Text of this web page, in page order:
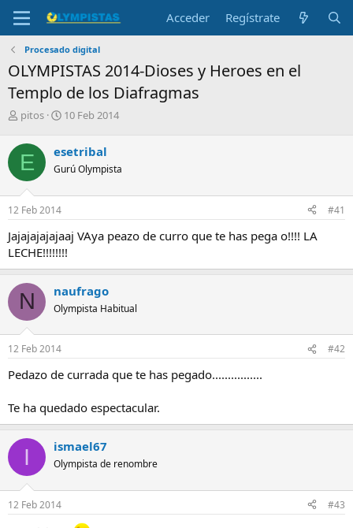
Acceder Regístrate
Procesado digital
OLYMPISTAS 2014-Dioses y Heroes en el
Templo de los Diafragmas
I
i
c
i
a
d
o
d
e
l
t
e
m
a
pitos
F
h
a
e
i
c
i
10 Feb 2014
E esetribal
Gurú Olympista
12 Feb 2014 #41
Jajajajajajaaj VAya peazo de curro que te has pega o!!!! LA
LECHE!!!!!!!!
N naufrago
Olympista Habitual
12 Feb 2014 #42
Pedazo de currada que te has pegado................
Te ha quedado espectacular.
I ismael67
Olympista de renombre
12 Feb 2014 #43